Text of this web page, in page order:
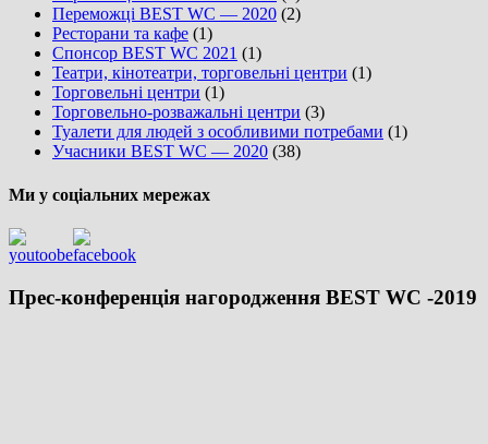
Переможці BEST WC — 2020 (2)
Ресторани та кафе (1)
Спонсор BEST WC 2021 (1)
Театри, кінотеатри, торговельні центри (1)
Торговельні центри (1)
Торговельно-розважальні центри (3)
Туалети для людей з особливими потребами (1)
Учасники BEST WC — 2020 (38)
Ми у соціальних мережах
Прес-конференція нагородження BEST WC -2019